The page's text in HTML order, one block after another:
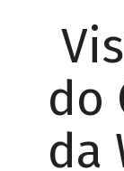
do
da